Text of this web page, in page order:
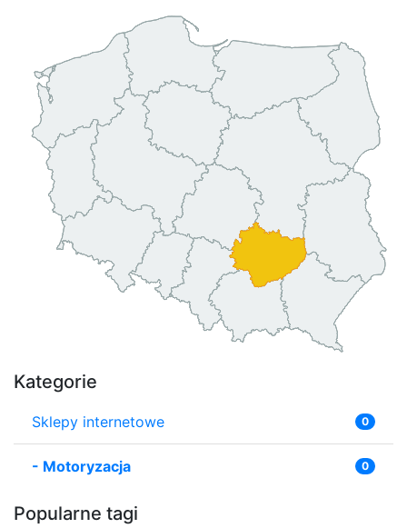
Kategorie
Sklepy internetowe 0
- Motoryzacja 0
Popularne tagi